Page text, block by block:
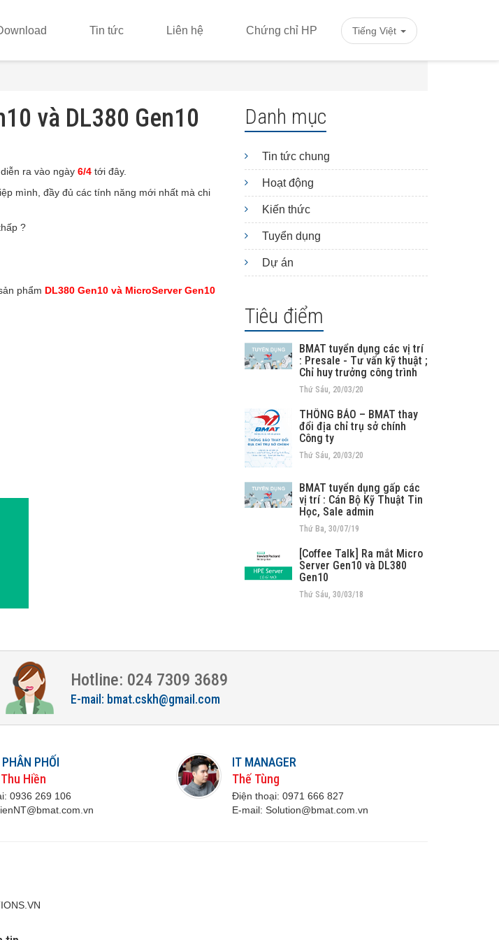
Tiếng Việt
Tin tức Liên hệ Chứng chỉ HP
và DL380 Gen10
ra vào ngày 6/4 tới đây.
mình, đầy đủ các tính năng mới nhất mà chi
?
phẩm DL380 Gen10 và MicroServer Gen10
Danh mục
Tin tức chung
Hoạt động
Kiến thức
Tuyển dụng
Dự án
Tiêu điểm
BMAT tuyển dụng các vị trí
: Presale - Tư vấn kỹ thuật ;
Chỉ huy trưởng công trình
Thứ Sáu, 20/03/20
THÔNG BÁO – BMAT thay
đổi địa chỉ trụ sở chính
Công ty
Thứ Sáu, 20/03/20
BMAT tuyển dụng gấp các
vị trí : Cán Bộ Kỹ Thuật Tin
Học, Sale admin
Thứ Ba, 30/07/19
[Coffee Talk] Ra mắt Micro
Server Gen10 và DL380
Gen10
Thứ Sáu, 30/03/18
Hotline: 024 7309 3689
E-mail: bmat.cskh@gmail.com
PHỐI
Hiền
0936 269 106
ienNT@bmat.com.vn
IT MANAGER
Thế Tùng
Điện thoại: 0971 666 827
E-mail: Solution@bmat.com.vn